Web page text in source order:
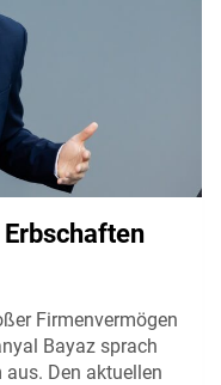
Firmenvermögen
Bayaz sprach
Den aktuellen